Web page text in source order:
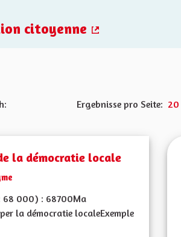
citoyenne
Ergebnisse pro Seite: 20
la démocratie locale
68 000) : 68700Ma
la démocratie localeExemple